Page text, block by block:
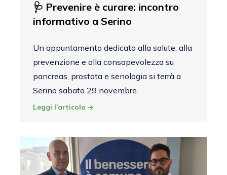
🩺 Prevenire è curare: incontro
informativo a Serino
Un appuntamento dedicato alla salute, alla
prevenzione e alla consapevolezza su
pancreas, prostata e senologia si terrà a
Serino sabato 29 novembre.
Leggi l'articolo